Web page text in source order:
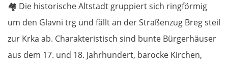
🏘️ Die historische Altstadt gruppiert sich ringförmig
um den Glavni trg und fällt an der Straßenzug Breg steil
zur Krka ab. Charakteristisch sind bunte Bürgerhäuser
aus dem 17. und 18. Jahrhundert, barocke Kirchen,